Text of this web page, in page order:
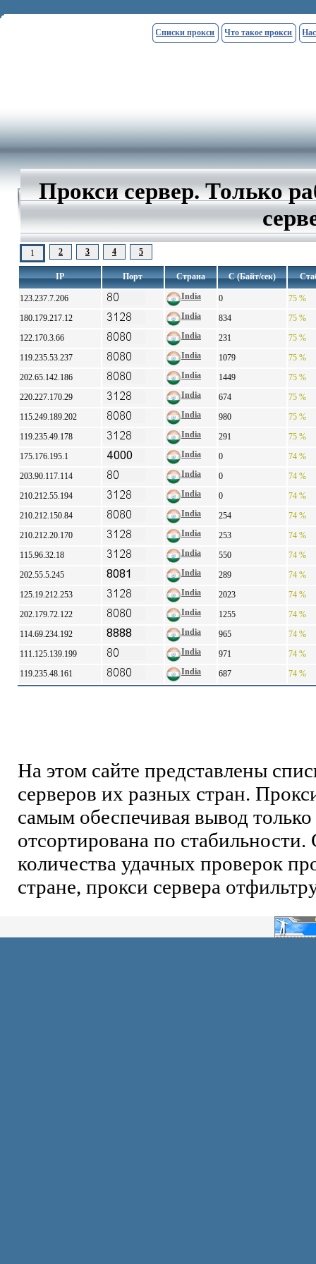
Списки прокси Что такое прокси
Прокси сервер. Только
1 2 3 4 5
IP Порт Страна С (Байт/сек)
123.237.7.206 India 0
75 %
180.179.217.12
India 834
75 %
122.170.3.66
India 231
75 %
119.235.53.237
India 1079
75 %
202.65.142.186
India 1449
75 %
220.227.170.29
India 674
75 %
115.249.189.202
India 980
75 %
119.235.49.178
India 291
75 %
175.176.195.1
India 0
74 %
203.90.117.114
India 0
74 %
210.212.55.194
India 0
74 %
210.212.150.84
India 254
74 %
210.212.20.170
India 253
74 %
115.96.32.18
India 550
74 %
202.55.5.245
India 289
74 %
125.19.212.253
India 2023
74 %
202.179.72.122
India 1255
74 %
114.69.234.192
India 965
74 %
111.125.139.199
India 971
74 %
119.235.48.161
India 687 74 %
На этом сайте представлены
серверов их разных стран.
самым обеспечивая вывод
отсортирована по стабильности.
количества удачных проверок
стране, прокси сервера